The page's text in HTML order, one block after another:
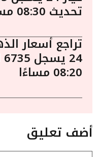
تحديث 08:30 مساءًا
تراجع أسعار
08:20 مساءًا
أضف تعليق